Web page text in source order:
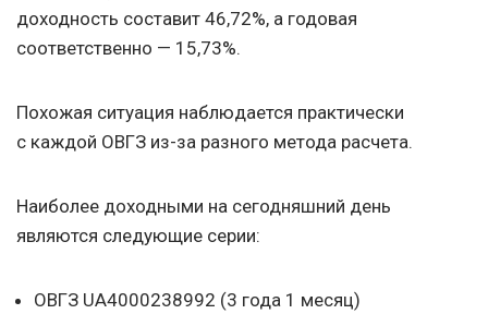
доходность составит 46,72%, а годовая
соответственно — 15,73%.
Похожая ситуация наблюдается практически
с каждой ОВГЗ из-за разного метода расчета.
Наиболее доходными на сегодняшний день
являются следующие серии:
ОВГЗ UA4000238992 (3 года 1 месяц)